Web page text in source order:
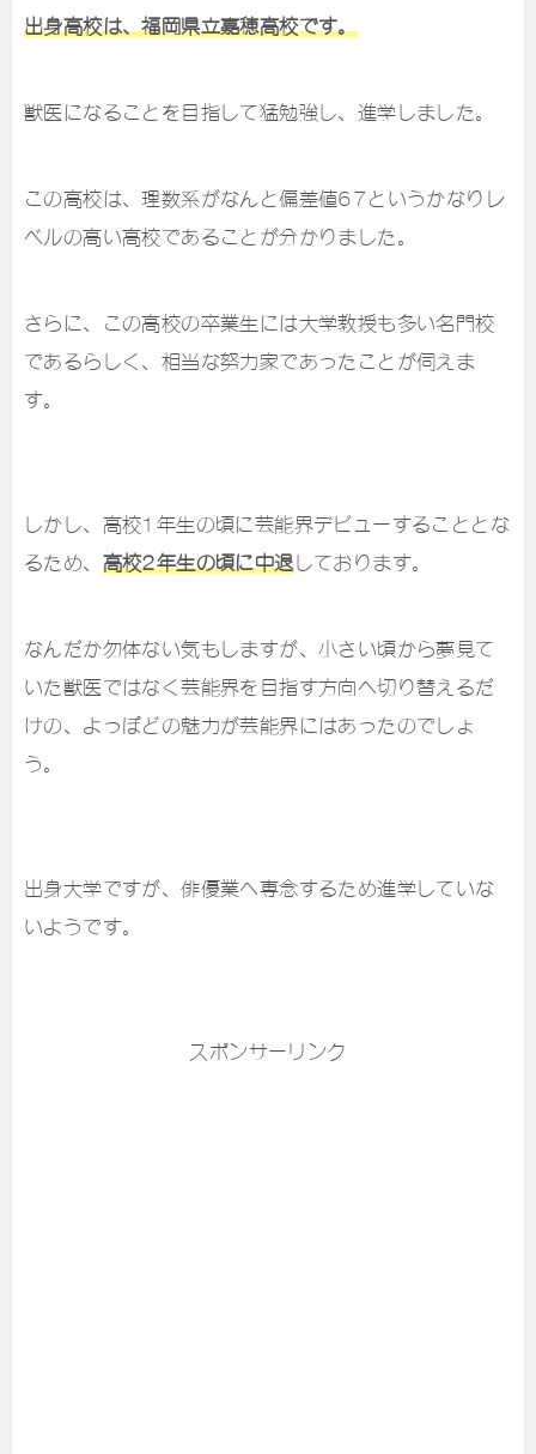
出身高校は、福岡県立嘉穂高校です。
獣医になることを目指して猛勉強し、進学しました。
この高校は、理数系がなんと偏差値67というかなりレ
ベルの高い高校であることが分かりました。
さらに、この高校の卒業生には大学教授も多い名門校
であるらしく、相当な努力家であったことが伺えま
す。
しかし、高校1年生の頃に芸能界デビューすることとな
るため、 高校2年生の頃に中退しております。
なんだか勿体ない気もしますが、小さい頃から夢見て
いた獣医ではなく芸能界を目指す方向へ切り替えるだ
けの、よっぽどの魅力が芸能界にはあったのでしょ
う。
出身大学ですが、俳優業へ専念するため進学していな
いようです。
スポンサーリンク